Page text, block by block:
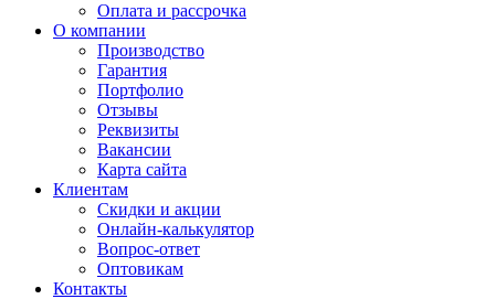
Оплата и рассрочка
О компании
Производство
Гарантия
Портфолио
Отзывы
Реквизиты
Вакансии
Карта сайта
Клиентам
Скидки и акции
Онлайн-калькулятор
Вопрос-ответ
Оптовикам
Контакты